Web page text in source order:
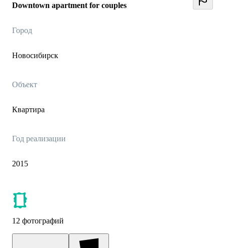
Downtown apartment for couples
Город
Новосибирск
Объект
Квартира
Год реализации
2015
12 фотографий